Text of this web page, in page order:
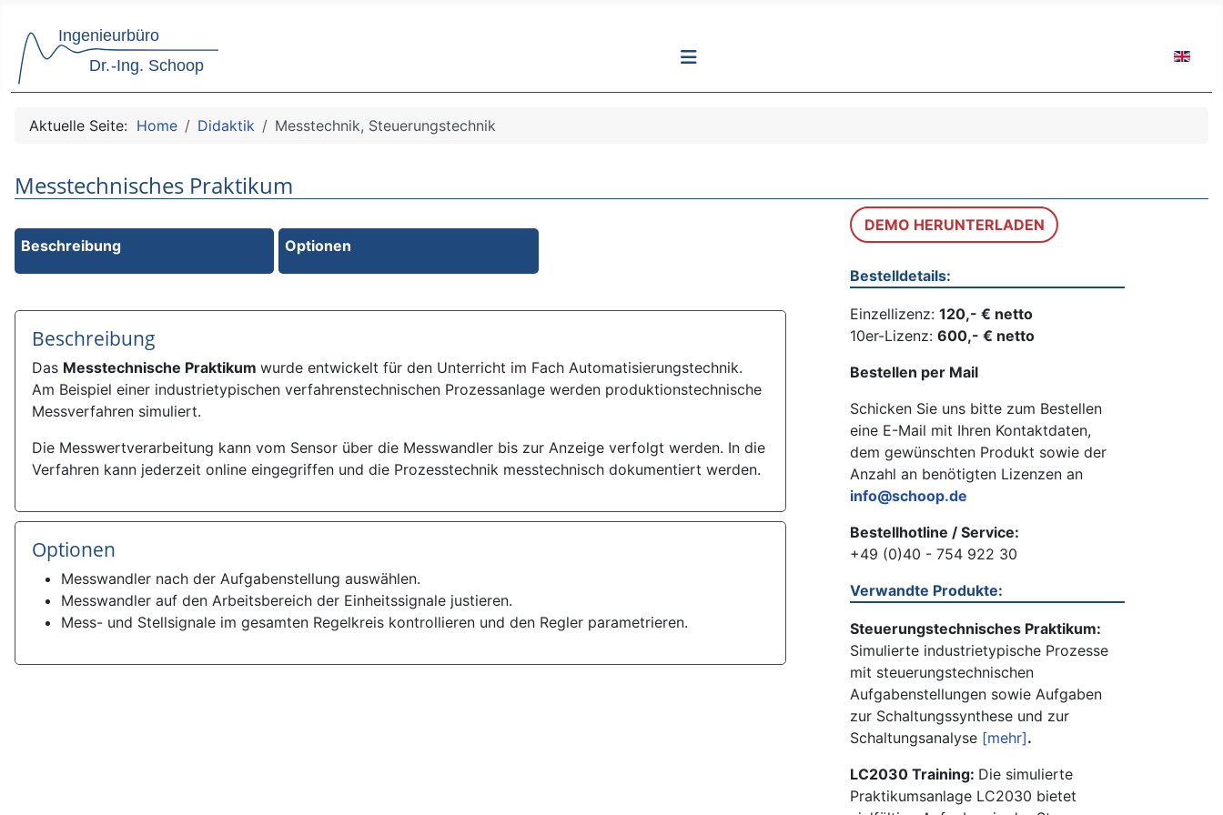
Aktuelle Seite: Home Didaktik Messtechnik, Steuerungstechnik
Messtechnisches Praktikum
Beschreibung Optionen
Beschreibung
Das Messtechnische Praktikum wurde entwickelt für den Unterricht im Fach Automatisierungstechnik.
Am Beispiel einer industrietypischen verfahrenstechnischen Prozessanlage werden produktionstechnische
Messverfahren simuliert.
Die Messwertverarbeitung kann vom Sensor über die Messwandler bis zur Anzeige verfolgt werden. In die
Verfahren kann jederzeit online eingegriffen und die Prozesstechnik messtechnisch dokumentiert werden.
Optionen
Messwandler nach der Aufgabenstellung auswählen.
Messwandler auf den Arbeitsbereich der Einheitssignale justieren.
Mess- und Stellsignale im gesamten Regelkreis kontrollieren und den Regler parametrieren.
DEMO HERUNTERLADEN
Bestelldetails:
Einzellizenz:120,- € netto
10er-Lizenz:600,- € netto
Bestellen per Mail
Schicken Sie uns bitte zum Bestellen
eine E-Mail mit Ihren Kontaktdaten,
dem gewünschten Produkt sowie der
Anzahl an benötigten Lizenzen an
info@schoop.de
Bestellhotline / Service:
+49 (0)40 - 754 922 30
Verwandte Produkte:
Steuerungstechnisches Praktikum:
Simulierte industrietypische Prozesse
mit steuerungstechnischen
Aufgabenstellungen sowie Aufgaben
zur Schaltungssynthese und zur
Schaltungsanalyse [mehr].
LC2030 Training: Die simulierte
Praktikumsanlage LC2030 bietet